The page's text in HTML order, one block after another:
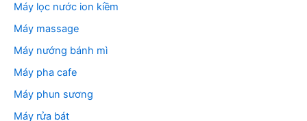
Máy lọc nước ion kiềm
Máy massage
Máy nướng bánh mì
Máy pha cafe
Máy phun sương
Máy rửa bát